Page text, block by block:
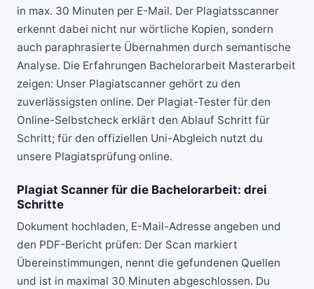
in max. 30 Minuten per E-Mail. Der Plagiatsscanner
erkennt dabei nicht nur wörtliche Kopien, sondern
auch paraphrasierte Übernahmen durch semantische
Analyse. Die Erfahrungen Bachelorarbeit Masterarbeit
zeigen: Unser Plagiatscanner gehört zu den
zuverlässigsten online. Der Plagiat-Tester für den
Online-Selbstcheck erklärt den Ablauf Schritt für
Schritt; für den offiziellen Uni-Abgleich nutzt du
unsere Plagiatsprüfung online.
Plagiat Scanner für die Bachelorarbeit: drei
Schritte
Dokument hochladen, E-Mail-Adresse angeben und
den PDF-Bericht prüfen: Der Scan markiert
Übereinstimmungen, nennt die gefundenen Quellen
und ist in maximal 30 Minuten abgeschlossen. Du